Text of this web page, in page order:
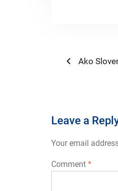
PostPrevious
Ako
Leave a
Your email
Comment *